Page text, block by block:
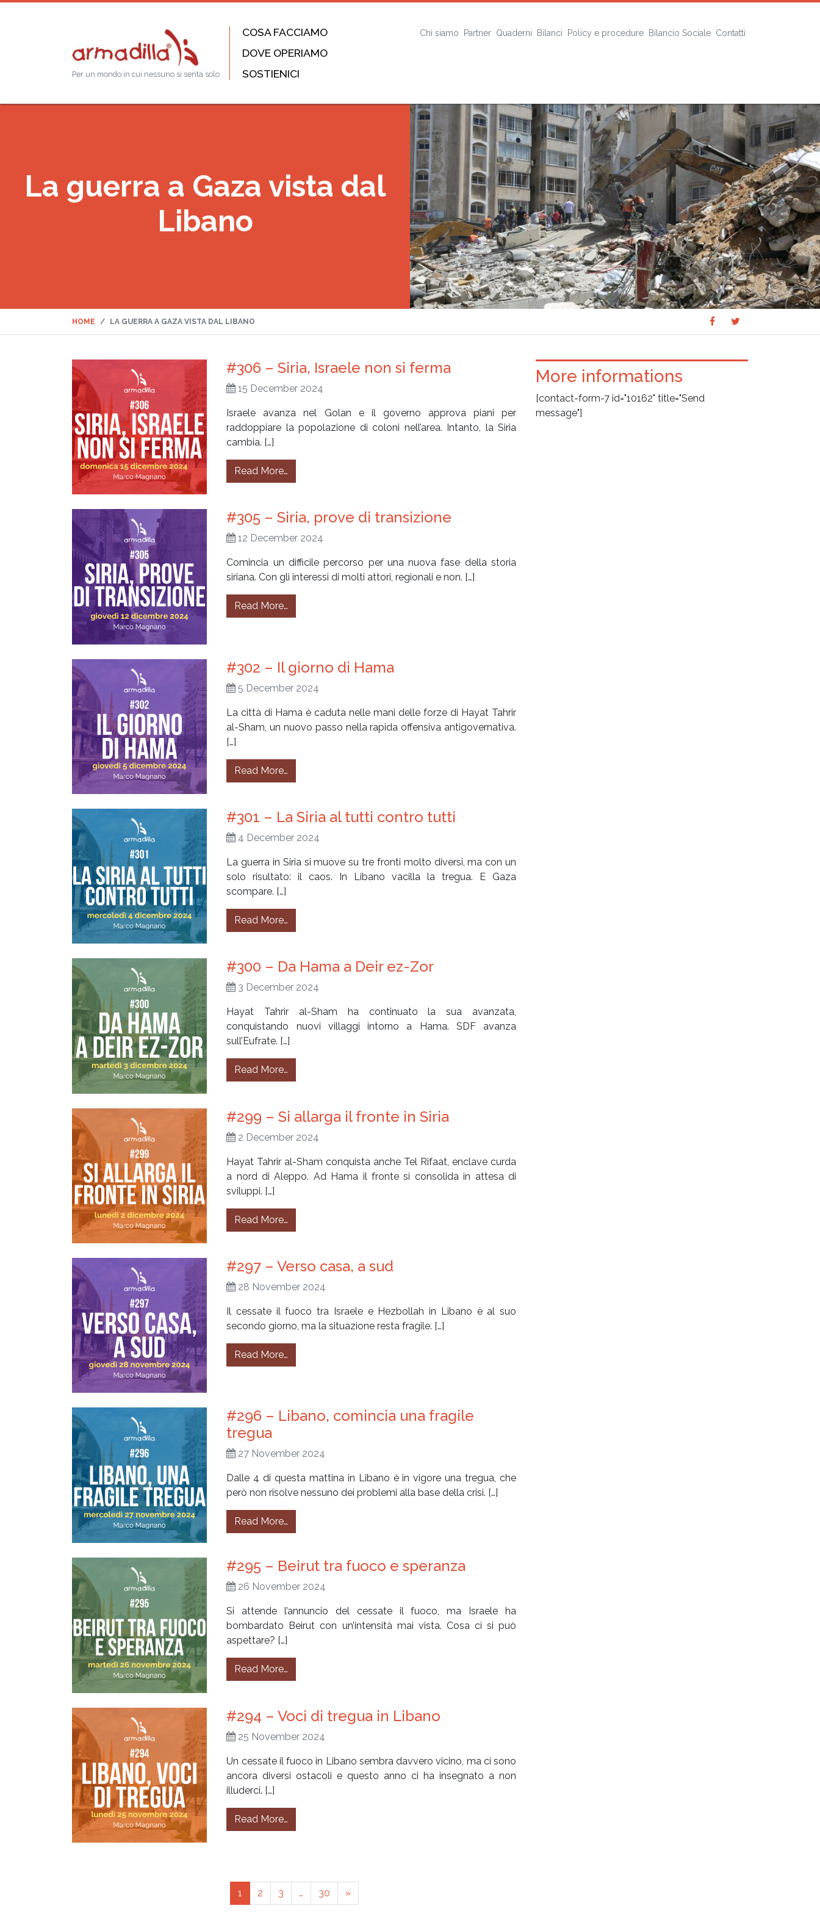
Per un mondo in cui nessuno si senta solo
COSA FACCIAMO
DOVE OPERIAMO
SOSTIENICI
Chi siamo Partner Quaderni Bilanci Policy e procedure Bilancio Sociale Contatti
La guerra a Gaza vista dal
Libano
HOME LA GUERRA A GAZA VISTA DAL LIBANO
Share
on
on
#306 – Siria, Israele non si ferma
15 December 2024
Israele avanza nel Golan e il governo approva piani per
raddoppiare la popolazione di coloni nell’area. Intanto, la Siria
cambia. […]
Read More…
#305 – Siria, prove di transizione
12 December 2024
Comincia un difficile percorso per una nuova fase della storia
siriana. Con gli interessi di molti attori, regionali e non. […]
Read More…
#302 – Il giorno di Hama
5 December 2024
La città di Hama è caduta nelle mani delle forze di Hayat Tahrir
al-Sham, un nuovo passo nella rapida offensiva antigovernativa.
[…]
Read More…
#301 – La Siria al tutti contro tutti
4 December 2024
La guerra in Siria si muove su tre fronti molto diversi, ma con un
solo risultato: il caos. In Libano vacilla la tregua. E Gaza
scompare. […]
Read More…
#300 – Da Hama a Deir ez-Zor
3 December 2024
Hayat Tahrir al-Sham ha continuato la sua avanzata,
conquistando nuovi villaggi intorno a Hama. SDF avanza
sull’Eufrate. […]
Read More…
#299 – Si allarga il fronte in Siria
2 December 2024
Hayat Tahrir al-Sham conquista anche Tel Rifaat, enclave curda
a nord di Aleppo. Ad Hama il fronte si consolida in attesa di
sviluppi. […]
Read More…
#297 – Verso casa, a sud
28 November 2024
Il cessate il fuoco tra Israele e Hezbollah in Libano è al suo
secondo giorno, ma la situazione resta fragile. […]
Read More…
#296 – Libano, comincia una fragile
tregua
27 November 2024
Dalle 4 di questa mattina in Libano è in vigore una tregua, che
però non risolve nessuno dei problemi alla base della crisi. […]
Read More…
#295 – Beirut tra fuoco e speranza
26 November 2024
Si attende l’annuncio del cessate il fuoco, ma Israele ha
bombardato Beirut con un’intensità mai vista. Cosa ci si può
aspettare? […]
Read More…
#294 – Voci di tregua in Libano
25 November 2024
Un cessate il fuoco in Libano sembra davvero vicino, ma ci sono
ancora diversi ostacoli e questo anno ci ha insegnato a non
illuderci. […]
Read More…
1 2 3 … 30 »
More informations
[contact-form-7 id="10162" title="Send
message"]